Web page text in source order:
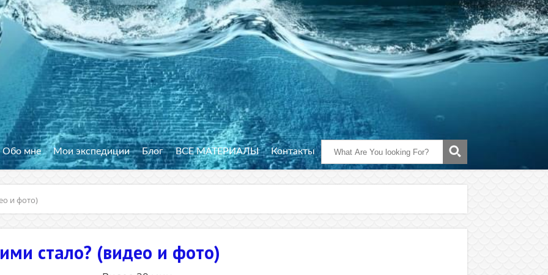
Обо мне Мои экспедиции Блог ВСЕ МАТЕРИАЛЫ Контакты
и фото)
стало? (видео и фото)